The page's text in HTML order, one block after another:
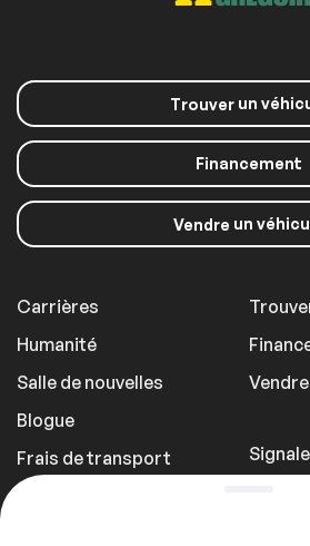
Trouverun
Financement
Vendre un
Carrières
Humanité
Salle de nouvelles
Blogue
Frais de transport